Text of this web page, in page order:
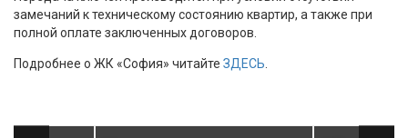
замечаний к техническому состоянию квартир, а также при
полной оплате заключенных договоров.
Подробнее о ЖК «София» читайте ЗДЕСЬ